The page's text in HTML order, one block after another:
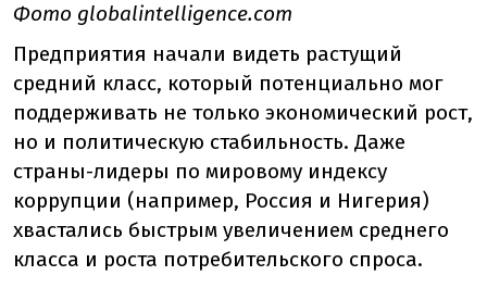
Фото globalintelligence.com
Предприятия начали видеть растущий
средний класс, который потенциально мог
поддерживать не только экономический рост,
но и политическую стабильность. Даже
страны-лидеры по мировому индексу
коррупции (например, Россия и Нигерия)
хвастались быстрым увеличением среднего
класса и роста потребительского спроса.